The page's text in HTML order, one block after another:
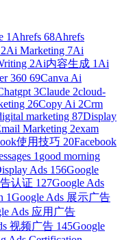
1 Ahrefs 68Ahrefs
2Ai Marketing 7Ai
2Ai内容生成 1 Ai
360 69Canva Ai
3Claude 2cloud-
26Copy Ai 2Crm
marketing 87Display
Marketing 2exam
使用技巧 20Facebook
1 good morning
Ads 156Google
认证 127Google Ads
1Google Ads 展示广告
Ads 应用广告
视频广告 145Google